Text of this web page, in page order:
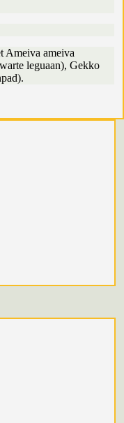
Ameiva ameiva
leguaan), Gekko